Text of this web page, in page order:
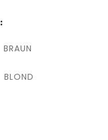
BRAUN
BLOND